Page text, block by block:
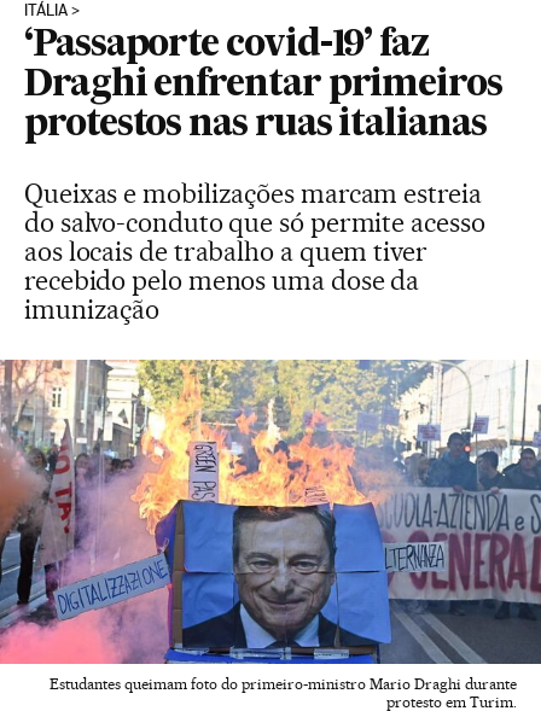
ITÁLIA
‘Passaporte covid-19’ faz
Draghi enfrentar primeiros
protestos nas ruas italianas
Queixas e mobilizações marcam estreia
do salvo-conduto que só permite acesso
aos locais de trabalho a quem tiver
recebido pelo menos uma dose da
imunização
Estudantes queimam foto do primeiro-ministro Mario Draghi durante
protesto em Turim.